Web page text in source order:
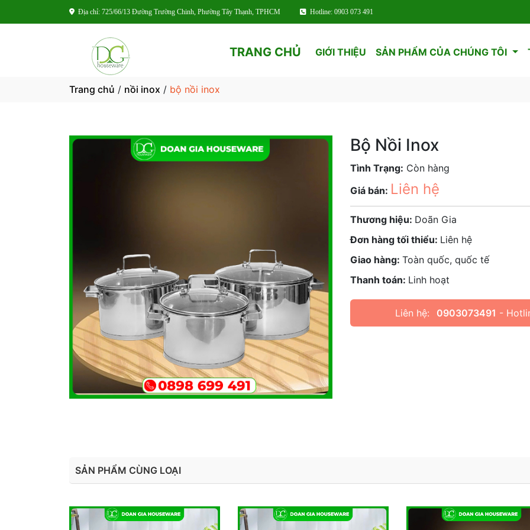
Địa chỉ: 725/66/13 Đường Trường Chinh, Phường Tây Thạnh, TPHCM Hotline: 0903 073 491
TRANG CHỦ GIỚI THIỆU SẢN PHẨM CỦA CHÚNG TÔI
Trang chủ / nồi inox / bộ nồi inox
Bộ Nồi Inox
Tình Trạng: Còn hàng
Giá bán: Liên hệ
Thương hiệu: Doãn Gia
Đơn hàng tối thiểu: Liên hệ
Giao hàng: Toàn quốc, quốc tế
Thanh toán: Linh hoạt
Liên hệ: 0903073491 -
SẢN PHẨM CÙNG LOẠI